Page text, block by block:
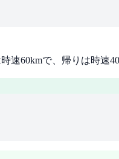
速60kmで、帰りは時速